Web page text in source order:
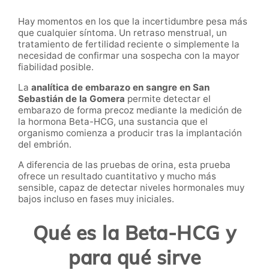
Hay momentos en los que la incertidumbre pesa más
que cualquier síntoma. Un retraso menstrual, un
tratamiento de fertilidad reciente o simplemente la
necesidad de confirmar una sospecha con la mayor
fiabilidad posible.
La analítica de embarazo en sangre en San
Sebastián de la Gomera permite detectar el
embarazo de forma precoz mediante la medición de
la hormona Beta-HCG, una sustancia que el
organismo comienza a producir tras la implantación
del embrión.
A diferencia de las pruebas de orina, esta prueba
ofrece un resultado cuantitativo y mucho más
sensible, capaz de detectar niveles hormonales muy
bajos incluso en fases muy iniciales.
Qué es la Beta-HCG y
para qué sirve